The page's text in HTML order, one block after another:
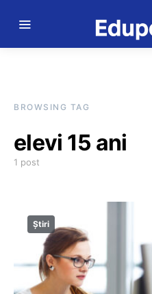
BROWSING TAG
elevi 15 ani
1 post
Știri